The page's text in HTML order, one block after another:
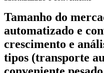
Tamanho do
automatizado e
crescimento e
tipos (transporte